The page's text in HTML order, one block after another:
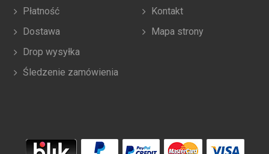
Płatność
Dostawa
Drop wysyłka
Śledzenie zamówienia
Kontakt
Mapa strony